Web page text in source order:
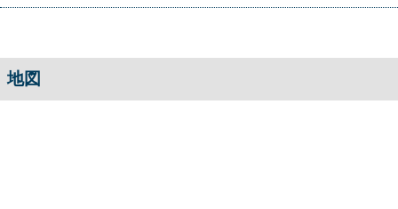
地図